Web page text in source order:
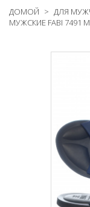
ДОМОЙ > ДЛЯ
МУЖСКИЕ FABI 7491